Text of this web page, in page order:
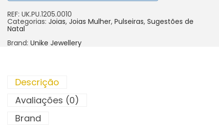
REF: UK.PU.1205.0010
Categorias: Joias, Joias Mulher, Pulseiras, Sugestões de
Natal
Brand: Unike Jewellery
Descrição
Avaliações (0)
Brand